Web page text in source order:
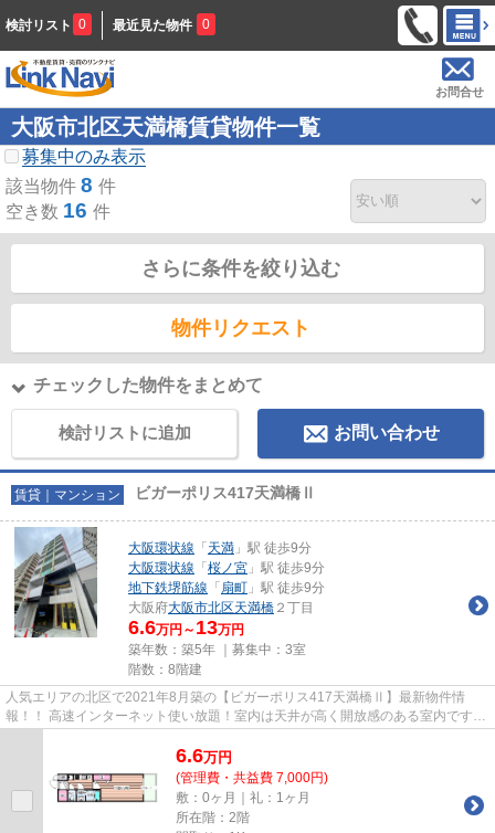
検討リスト 0 最近見た物件 0
お問合せ
大阪市北区天満橋賃貸物件一覧
募集中のみ表示
該当物件 8 件
空き数 16 件
さらに条件を絞り込む
物件リクエスト
チェックした物件をまとめて
検討リストに追加 お問い合わせ
賃貸｜マンション ビガーポリス417天満橋Ⅱ
大阪環状線 「 天満 」駅 徒歩9分
大阪環状線 「 桜ノ宮 」駅 徒歩9分
地下鉄堺筋線 「 扇町 」駅 徒歩9分
大阪府大阪市北区天満橋 ２丁目
6.6万円～ 13万円
築年数：築5年 ｜募集中： 3室
階数：8階建
人気エリアの北区で2021年8月築の【ビガーポリス417天満橋Ⅱ】最新物件情
報！！ 高速インターネット使い放題！室内は天井が高く開放感のある室内です！
6.6万円
(管理費・共益費 7,000円)
敷：0ヶ月｜礼：1ヶ月
所在階：2階